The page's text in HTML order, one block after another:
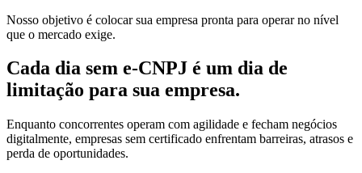
Nosso objetivo é colocar sua empresa pronta para operar no nível
que o mercado exige.
Cada dia sem e-CNPJ é um dia de
limitação para sua empresa.
Enquanto concorrentes operam com agilidade e fecham negócios
digitalmente, empresas sem certificado enfrentam barreiras, atrasos e
perda de oportunidades.